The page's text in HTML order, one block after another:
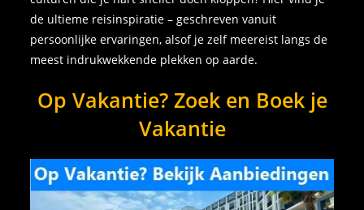
de ultieme reisinspiratie – geschreven vanuit
persoonlijke ervaringen, alsof je zelf meereist langs de
meest indrukwekkende plekken op aarde.
Op Vakantie? Zoek en Boek je
Vakantie